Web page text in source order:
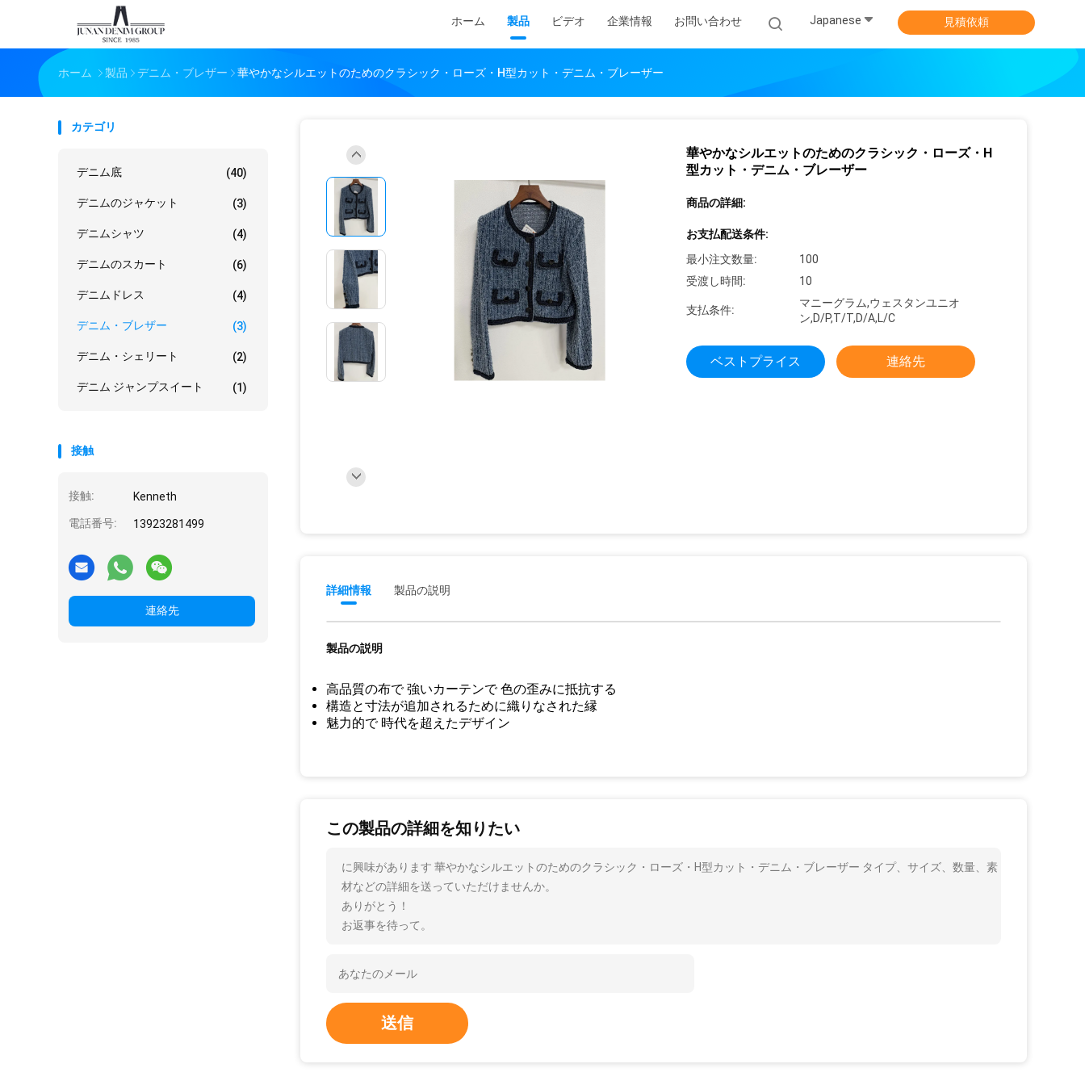
ホーム 製品 ビデオ 企業情報 お問い合わせ Japanese 見積依頼
ホーム 製品 デニム・ブレザー 華やかなシルエットのためのクラシック・ローズ・H型カット・デニム・ブレーザー
カテゴリ
デニム底 (40)
デニムのジャケット (3)
デニムシャツ (4)
デニムのスカート (6)
デニムドレス (4)
デニム・ブレザー (3)
デニム・シェリート (2)
デニム ジャンプスイート (1)
接触
接触: Kenneth
電話番号: 13923281499
連絡先
華やかなシルエットのためのクラシック・ローズ・H
型カット・デニム・ブレーザー
商品の詳細:
お支払配送条件:
最小注文数量:
100
受渡し時間:
10
支払条件:
マニーグラム,ウェスタンユニオ
ン,D/P,T/T,D/A,L/C
ベストプライス 連絡先
詳細情報 製品の説明
製品の説明
高品質の布で 強いカーテンで 色の歪みに抵抗する
構造と寸法が追加されるために織りなされた縁
魅力的で 時代を超えたデザイン
この製品の詳細を知りたい
に興味があります 華やかなシルエットのためのクラシック・ローズ・H型カット・デニム・ブレーザー タイプ、サイズ、数量、素
材などの詳細を送っていただけませんか。
ありがとう！
お返事を待って。
送信